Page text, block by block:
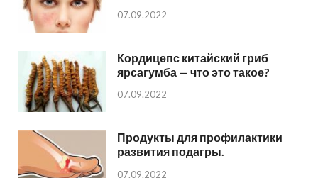
07.09.2022
Кордицепс китайский гриб
ярсагумба — что это такое?
07.09.2022
Продукты для профилактики
развития подагры.
07.09.2022